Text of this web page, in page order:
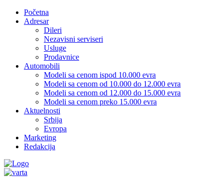
Početna
Adresar
Dileri
Nezavisni serviseri
Usluge
Prodavnice
Automobili
Modeli sa cenom ispod 10.000 evra
Modeli sa cenom od 10.000 do 12.000 evra
Modeli sa cenom od 12.000 do 15.000 evra
Modeli sa cenom preko 15.000 evra
Aktuelnosti
Srbija
Evropa
Marketing
Redakcija